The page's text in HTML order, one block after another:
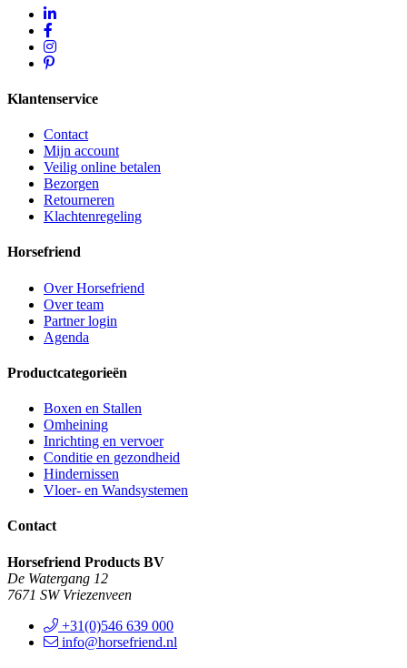
Klantenservice
Contact
Mijn account
Veilig online betalen
Bezorgen
Retourneren
Klachtenregeling
Horsefriend
Over Horsefriend
Over team
Partner login
Agenda
Productcategorieën
Boxen en Stallen
Omheining
Inrichting en vervoer
Conditie en gezondheid
Hindernissen
Vloer- en Wandsystemen
Contact
Horsefriend Products BV
De Watergang 12
7671 SW Vriezenveen
+31(0)546 639 000
info@horsefriend.nl